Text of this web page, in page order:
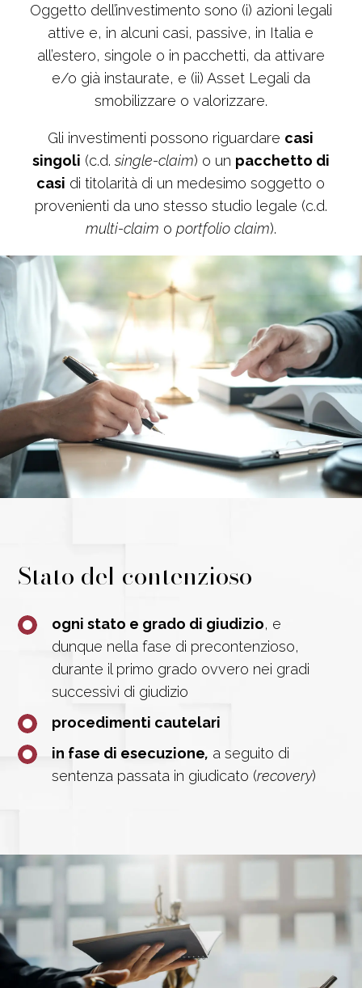
Oggetto dell’investimento sono (i) azioni legali
attive e, in alcuni casi, passive, in Italia e
all’estero, singole o in pacchetti, da attivare
e/o già instaurate, e (ii) Asset Legali da
smobilizzare o valorizzare.
Gli investimenti possono riguardare casi
singoli (c.d.single-claim) o un pacchetto di
casi di titolarità di un medesimo soggetto o
provenienti da uno stesso studio legale (c.d.
multi-claim o portfolio claim).
Stato del contenzioso
ogni stato e grado di giudizio, e
dunque nella fase di precontenzioso,
durante il primo grado ovvero nei gradi
successivi di giudizio
procedimenti cautelari
in fase di esecuzione, a seguito di
sentenza passata in giudicato (recovery)